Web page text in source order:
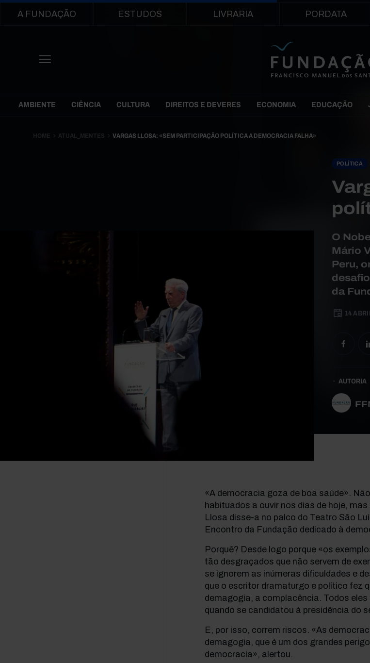
Main navigation
A FUNDAÇÃO ESTUDOS LIVRARIA PORDATA
Themes Menu
AMBIENTE CIÊNCIA CULTURA DIREITOS E DEVERES ECONOMIA EDUCAÇÃO
HOME ATUAL_MENTES VARGAS LLOSA: «SEM PARTICIPAÇÃO POLÍTICA A DEMOCRACIA FALHA»
POLÍTICA
O
Mário
Peru,
da
14
AUTORIA
«A democracia goza de boa saúde».
habituados a ouvir nos dias de hoje,
Llosa disse-a no palco do Teatro São
Encontro da Fundação dedicado à
Porquê? Desde logo porque «os
tão desgraçados que não servem de
se ignorem as inúmeras dificuldades e
que o escritor dramaturgo e político fez
demagogia, a complacência. Todos
quando se candidatou à presidência do
E, por isso, correm riscos. «As
demagogia, que é um dos grandes
democracia», alertou.